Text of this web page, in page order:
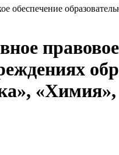
«Химия»,